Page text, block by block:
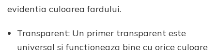
evidentia culoarea fardului.
Transparent: Un primer transparent este
universal si functioneaza bine cu orice culoare